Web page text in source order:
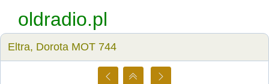
oldradio.pl
Eltra, Dorota MOT 744